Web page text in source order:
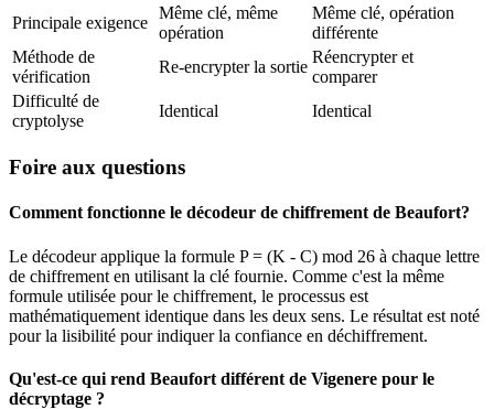
Principale exigence
Même clé, même
opération
Même clé, opération
différente
Méthode de
vérification
Re-encrypter la sortie
Réencrypter et
comparer
Difficulté de
cryptolyse
Identical Identical
Foire aux questions
Comment fonctionne le décodeur de chiffrement de Beaufort?
Le décodeur applique la formule P = (K - C) mod 26 à chaque lettre
de chiffrement en utilisant la clé fournie. Comme c'est la même
formule utilisée pour le chiffrement, le processus est
mathématiquement identique dans les deux sens. Le résultat est noté
pour la lisibilité pour indiquer la confiance en déchiffrement.
Qu'est-ce qui rend Beaufort différent de Vigenere pour le
décryptage ?